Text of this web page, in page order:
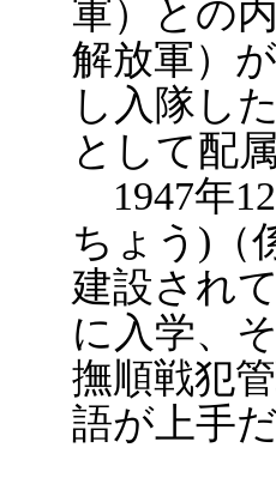
軍）との
解放軍）
し入隊し
として配
1947年
ちょう)（
建設され
に入学、
撫順戦犯
語が上手